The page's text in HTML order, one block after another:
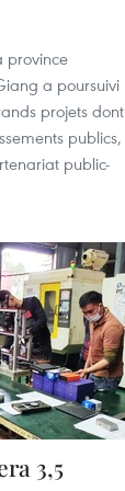
province
a poursuivi
projets dont
publics,
public-
3,5